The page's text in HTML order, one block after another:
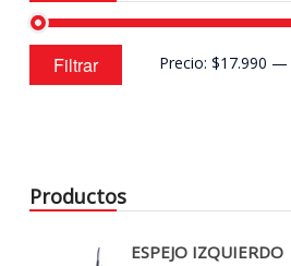
Precio
mínimo
Precio
máximo
Filtrar Precio: $17.990 —
Productos
ESPEJO IZQUIERDO